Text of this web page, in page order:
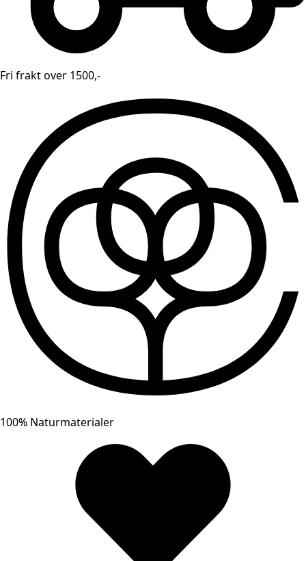
Fri frakt over 1500,-
100% Naturmaterialer